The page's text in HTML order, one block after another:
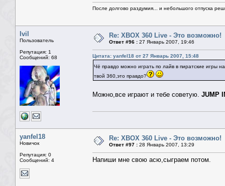
После долгово раздумия... и небольшого отпуска
Ivil
Пользователь
Репутация: 1
Сообщений: 68
Re: XBOX 360 Live - Это возможно!
Ответ #96 : 27 Январь 2007, 19:46
Цитата: yanfel18 от 27 Январь 2007, 15:48
Чё правдо можно играть по лайв в пиратские игры
твой 360,это правдо?
Можно,все играют и тебе советую. JUMP
yanfel18
Новичок
Репутация: 0
Сообщений: 4
Re: XBOX 360 Live - Это возможно!
Ответ #97 : 28 Январь 2007, 13:29
Напиши мне свою асю,сыграем потом.